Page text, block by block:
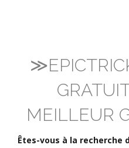
MEILLEUR
Êtes-vous à la recherche